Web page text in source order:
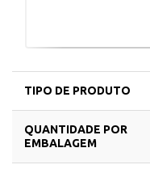
TIPO DE PRODUTO
QUANTIDADE POR
EMBALAGEM